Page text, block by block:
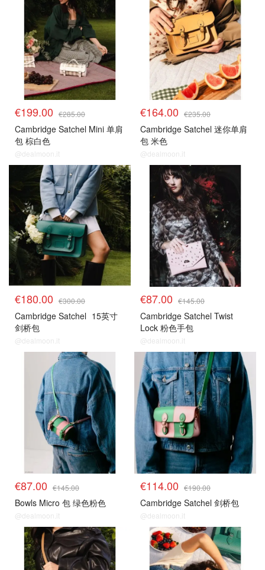
€199.00 €285.00
Cambridge Satchel Mini 单肩
包 棕白色
@dealmoon.it
€164.00 €235.00
Cambridge Satchel 迷你单肩
包 米色
@dealmoon.it
€180.00 €300.00
Cambridge Satchel 15英寸
剑桥包
@dealmoon.it
€87.00 €145.00
Cambridge Satchel Twist
Lock 粉色手包
@dealmoon.it
€87.00 €145.00
Bowls Micro 包 绿色粉色
@dealmoon.it
€114.00 €190.00
Cambridge Satchel 剑桥包
@dealmoon.it